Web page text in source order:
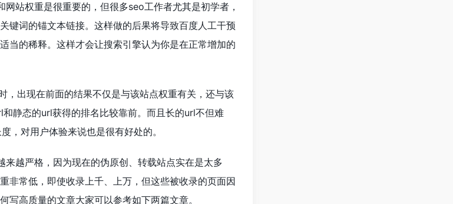
站权重是很重要的，但很多seo工作者尤其是初学者，
键词的锚文本链接。这样做的后果将导致百度人工干预
当的稀释。这样才会让搜索引擎认为你是在正常增加的
，出现在前面的结果不仅是与该站点权重有关，还与该
静态的url获得的排名比较靠前。而且长的url不但难
，对用户体验来说也是很有好处的。
越严格，因为现在的伪原创、转载站点实在是太多
非常低，即使收录上千、上万，但这些被收录的页面因
写高质量的文章大家可以参考如下两篇文章。